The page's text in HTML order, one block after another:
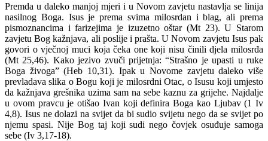
Premda u daleko manjoj mjeri i u Novom zavjetu nastavlja se linija
nasilnog Boga. Isus je prema svima milosrdan i blag, ali prema
pismoznancima i farizejima je izuzetno oštar (Mt 23). U Starom
zavjetu Bog kažnjava, ali poslije i prašta. U Novom zavjetu Isus pak
govori o vječnoj muci koja čeka one koji nisu činili djela milosrđa
(Mt 25,46). Kako jezivo zvuči prijetnja: “Strašno je upasti u ruke
Boga živoga” (Heb 10,31). Ipak u Novome zavjetu daleko više
prevladava slika o Bogu koji je milosrdni Otac, o Isusu koji umjesto
da kažnjava grešnika uzima sam na sebe kaznu za grijehe. Najdalje
u ovom pravcu je otišao Ivan koji definira Boga kao Ljubav (1 Iv
4,8). Isus ne dolazi na svijet da bi sudio svijetu nego da se svijet po
njemu spasi. Nije Bog taj koji sudi nego čovjek osuđuje samoga
sebe (Iv 3,17-18).